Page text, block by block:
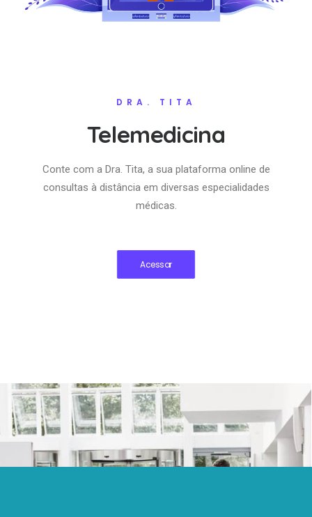
DRA. TITA
Telemedicina
Conte com a Dra. Tita, a sua plataforma online de
consultas à distância em diversas especialidades
médicas.
Acessar